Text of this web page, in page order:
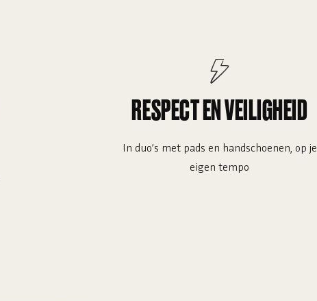
RESPECT EN VEILIGHEID
In duo’s met pads en handschoenen, op je
eigen tempo